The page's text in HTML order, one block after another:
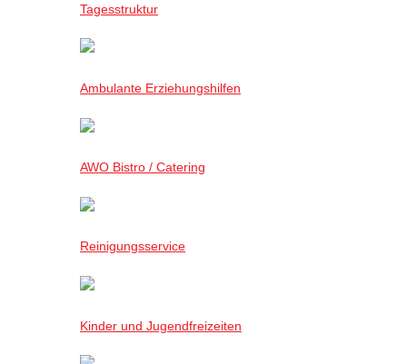
Tagesstruktur
Ambulante Erziehungshilfen
AWO Bistro / Catering
Reinigungsservice
Kinder und Jugendfreizeiten